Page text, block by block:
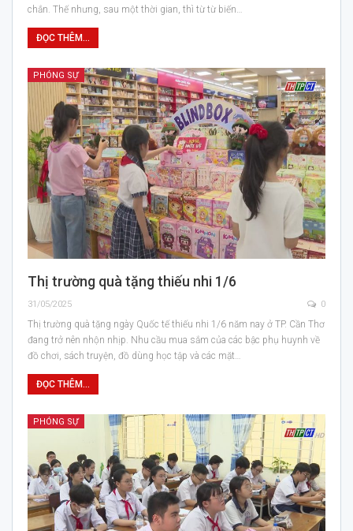
chắn. Thế nhưng, sau một thời gian, thì từ từ biến…
ĐỌC THÊM...
PHÓNG SỰ
Thị trường quà tặng thiếu nhi 1/6
31/05/2025 0
Thị trường quà tặng ngày Quốc tế thiếu nhi 1/6 năm nay ở TP. Cần Thơ
đang trở nên nhộn nhịp. Nhu cầu mua sắm của các bậc phụ huynh về
đồ chơi, sách truyện, đồ dùng học tập và các mặt…
ĐỌC THÊM...
PHÓNG SỰ